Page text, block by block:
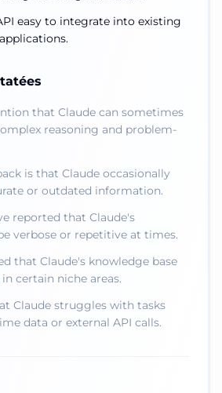
easy to integrate into existing
that Claude can sometimes
reasoning and problem-
is that Claude occasionally
or outdated information.
reported that Claude's
verbose or repetitive at times.
that Claude's knowledge base
certain niche areas.
Claude struggles with tasks
data or external API calls.